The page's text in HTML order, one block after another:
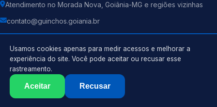
Atendimento no Morada Nova, Goiânia-MG e regiões vizinhas
contato@guinchos.goiania.br
Guincho . Todos os direitos reservados.
Usamos cookies apenas para medir acessos e melhorar a
experiência do site. Você pode aceitar ou recusar esse
rastreamento.
Aceitar Recusar